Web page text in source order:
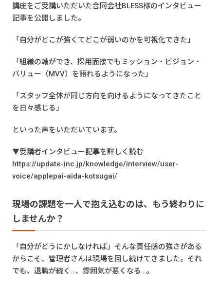
講座をご受講いただいた合同会社BLESS様のインタビュー
記事を公開しました。
「自分がどこが強くてどこが弱いのかを可視化できた」
「組織の軸ができ、採用面接でもミッション・ビジョン・
バリュー（MVV）を語れるようになった」
「スタッフ全体が同じ方向を向けるようになってきたこと
を日々感じる」
といった声をいただいています。
▼受講者インタビュー記事を詳しく読む
https://update-inc.jp/knowledge/interview/user-
voice/applepai-aida-kotsugai/
現場の課題を一人で抱え込むのは、もう終わりに
しませんか？
「自分がどうにかしなければ」そんな責任感の強さがある
からこそ、管理者さんは現場を回し続けてきました。それ
でも、退職が続く…、雰囲気が悪くなる…。